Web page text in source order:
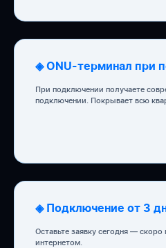
◈ ONU-терминал при
При подключении получаете
подключении. Покрывает всю
◈ Подключение от 3
Оставьте заявку сегодня —
интернетом.